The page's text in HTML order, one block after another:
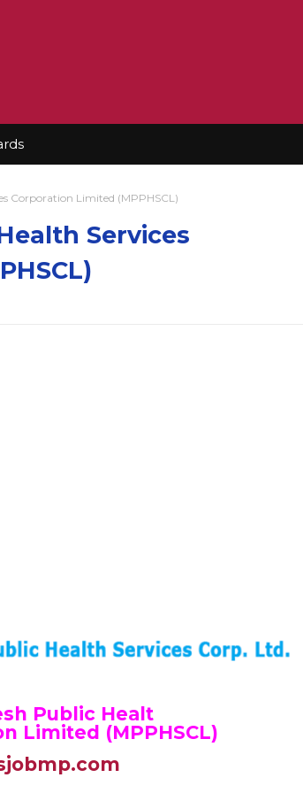
Corporation Limited (MPPHSCL)
Services
Public Healt
Limited (MPPHSCL)